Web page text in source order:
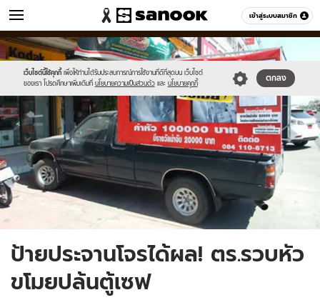
เข้าสู่ระบบสมาชิก
ข่าว หมวดอื่นๆ
เว็บไซต์นี้ใช้คุกกี้ เพื่อให้ท่านได้รับประสบการณ์การใช้งานที่ดีที่สุดบน เว็บไซต์
ของเรา โปรดศึกษาเพิ่มเติมที่ นโยบายความเป็นส่วนตัว และ นโยบายคุกกี้
ตกลง
Sanook
//s.isanook.com/sr/0/images/logo-
new-
sanook.png
600
60
//s.isanook.com/ns/0/ud/237/1187625/news01-
1.jpg
ป้ายประจานโจรได้ผล! ตร.รวบหัว
ขโมยปล้นตู้เซฟ